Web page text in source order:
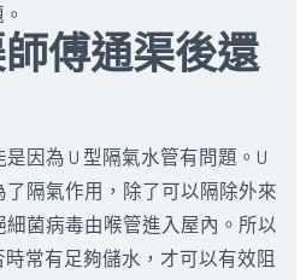
傅通渠後還
因為 U 型隔氣水管有問題。U
隔氣作用，除了可以隔除外來
菌病毒由喉管進入屋內。所以
常有足夠儲水，才可以有效阻